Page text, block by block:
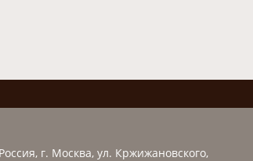
г. Москва, ул. Кржижановского,